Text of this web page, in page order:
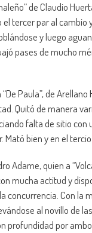
de Claudio
tercer par al
y luego
pases de mucho
Paula”, de
Quitó de manera
falta de sitio
Mató bien y en el
Adame, quien a
mucha actitud y
concurrencia. Con
al novillo de
profundidad por